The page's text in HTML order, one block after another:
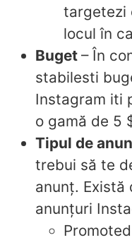
targetezi
locul în
Buget – În
stabilesti
Instagram iti
o gamă de 5
Tipul de
trebui să te
anunț. Există
anunțuri